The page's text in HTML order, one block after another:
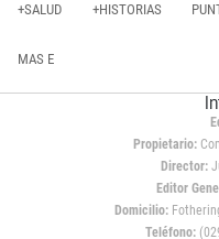
+SALUD +HISTORIAS
MAS E
Propietario:
Director:
Editor
Domicilio:
Teléfono: